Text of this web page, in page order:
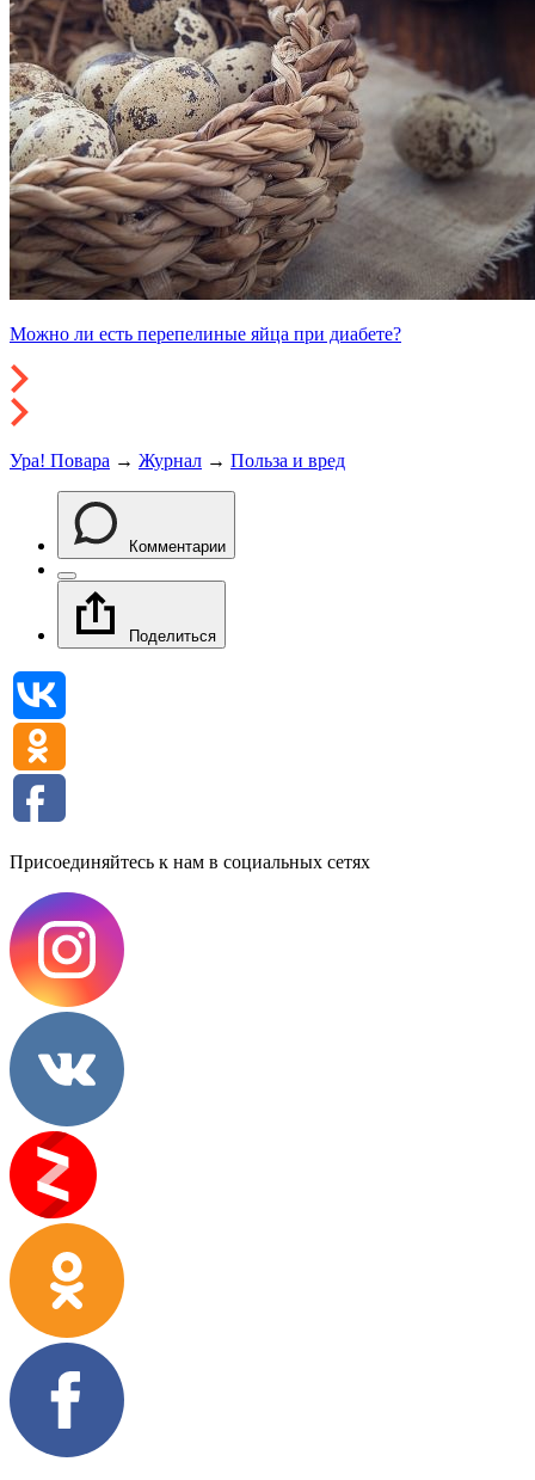
Можно ли есть перепелиные яйца при диабете?
Ура! Повара → Журнал → Польза и вред
Комментарии
Поделиться
Присоединяйтесь к нам в социальных сетях